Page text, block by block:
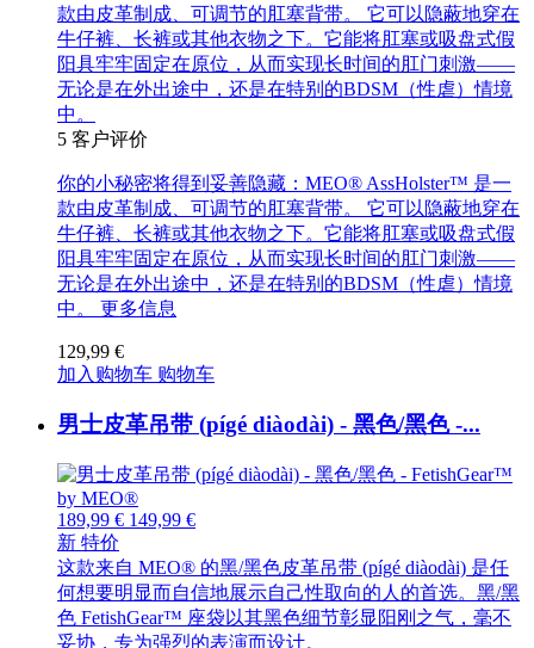
款由皮革制成、可调节的肛塞背带。 它可以隐蔽地穿在
牛仔裤、长裤或其他衣物之下。它能将肛塞或吸盘式假
阳具牢牢固定在原位，从而实现长时间的肛门刺激——
无论是在外出途中，还是在特别的BDSM（性虐）情境
中。
5 客户评价
你的小秘密将得到妥善隐藏：MEO® AssHolster™ 是一
款由皮革制成、可调节的肛塞背带。 它可以隐蔽地穿在
牛仔裤、长裤或其他衣物之下。它能将肛塞或吸盘式假
阳具牢牢固定在原位，从而实现长时间的肛门刺激——
无论是在外出途中，还是在特别的BDSM（性虐）情境
中。 更多信息
129,99 €
加入购物车 购物车
男士皮革吊带 (pígé diàodài) - 黑色/黑色 -...
189,99 € 149,99 €
新 特价
这款来自 MEO® 的黑/黑色皮革吊带 (pígé diàodài) 是任
何想要明显而自信地展示自己性取向的人的首选。黑/黑
色 FetishGear™ 座袋以其黑色细节彰显阳刚之气，毫不
妥协，专为强烈的表演而设计。